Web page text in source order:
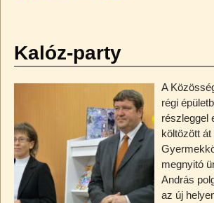
e
k
o
e
g
Kalóz-party
A
régi
részleggel
költözött át
megnyitó
András
az új